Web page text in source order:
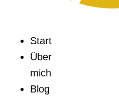
Start
Über
mich
Blog